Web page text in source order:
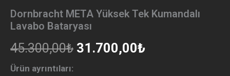
Dornbracht META Yüksek Tek Kumandalı
Lavabo Bataryası
45.300,00₺ 31.700,00₺
Ürün ayrıntıları: